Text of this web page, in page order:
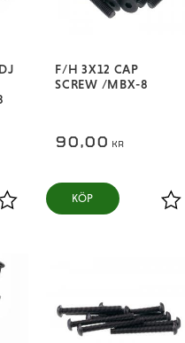
Lägg till i favoriter
F/H 3X12 CAP
SCREW /MBX-8
90,00 KR
KÖP